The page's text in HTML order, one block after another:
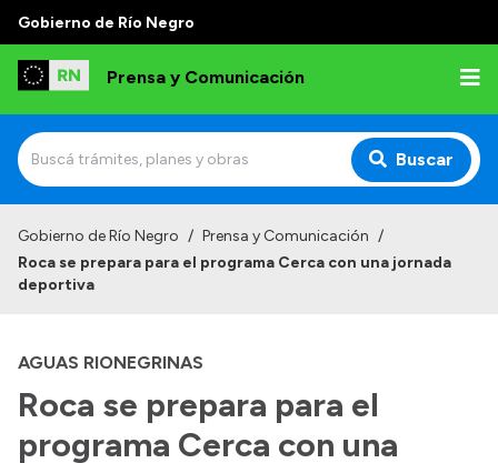
Gobierno de Río Negro
Prensa y Comunicación
Buscar
Institucional
Referentes de prensa
Archivo de noticias
Gobierno de Río Negro / Prensa y Comunicación /
Roca se prepara para el programa Cerca con una jornada
deportiva
AGUAS RIONEGRINAS
Roca se prepara para el
programa Cerca con una